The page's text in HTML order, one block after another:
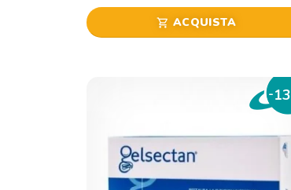
shopping_cart ACQUISTA
-13